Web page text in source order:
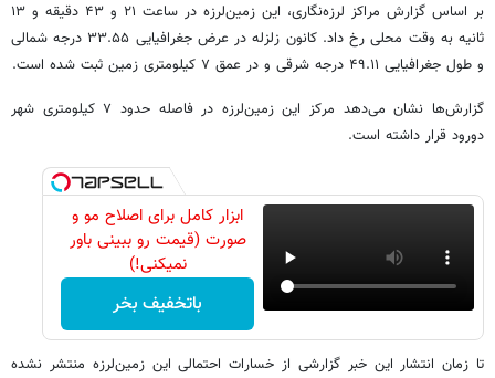
بر اساس گزارش مراکز لرزه‌نگاری، این زمین‌لرزه در ساعت ۲۱ و ۴۳ دقیقه و ۱۳
ثانیه به وقت محلی رخ داد. کانون زلزله در عرض جغرافیایی ۳۳.۵۵ درجه شمالی
و طول جغرافیایی ۴۹.۱۱ درجه شرقی و در عمق ۷ کیلومتری زمین ثبت شده است.
گزارش‌ها نشان می‌دهد مرکز این زمین‌لرزه در فاصله حدود ۷ کیلومتری شهر
دورود قرار داشته است.
ابزار کامل برای اصلاح مو و
صورت (قیمت رو ببینی باور
نمیکنی!)
باتخفیف بخر
تا زمان انتشار این خبر گزارشی از خسارات احتمالی این زمین‌لرزه منتشر نشده